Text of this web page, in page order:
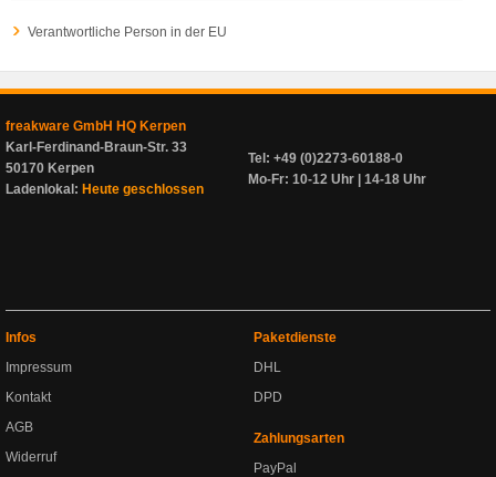
Verantwortliche Person in der EU
freakware GmbH HQ Kerpen
Karl-Ferdinand-Braun-Str. 33
50170 Kerpen
Ladenlokal: Heute geschlossen
Tel: +49 (0)2273-60188-0
Mo-Fr: 10-12 Uhr | 14-18 Uhr
Infos
Impressum
Kontakt
AGB
Widerruf
Paketdienste
DHL
DPD
Zahlungsarten
PayPal